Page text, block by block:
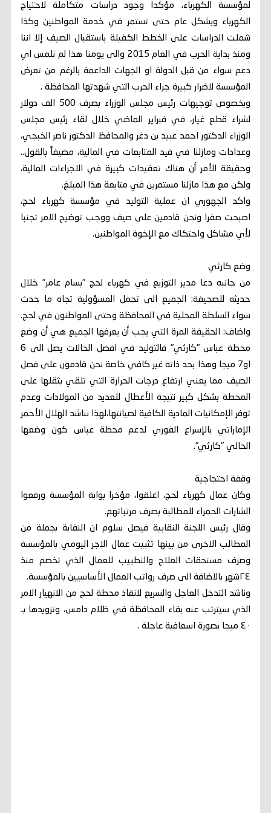
لمؤسسة الكهرباء، مؤكدا وجود دراسات متكاملة لاحتياج
الكهرباء وبشكل عام حتى تستمر في خدمة المواطنين وكذا
شملت الدراسات على الخطط الكفيلة باستقبال الصيف إلا اننا
ومنذ بداية الحرب في العام 2015 والى يومنا هذا لم نلمس اي
دعم سواء من قبل الدولة او الجهات الداعمة بالرغم من تعرض
المؤسسة لاضرار كبيرة جراء الحرب التي شهدتها المحافظة .
وبخصوص توجيهات رئيس مجلس الوزراء بصرف 500 الف دولار
لشراء قطع غيار، في فبراير الماضي خلال لقاء رئيس مجلس
الوزراء الدكتور احمد عبيد بن دغر والمحافظ الدكتور ناصر الخبجي،
وعدادات ومازلنا في قيد المتابعات في المالية، مضيفاً بالقول..
وحقيقة الأمر أن هناك تعقيدات كبيرة في الاجراءات المالية،
ولكن مع هذا مازلنا مستمرين في متابعة هذا المبلغ.
واكد الجهوري ان عملية التوليد في مؤسسة كهرباء لحج،
اصبحت صفرا ونحن قادمين على صيف ووجب توضيح الامر تجنبا
لأي مشاكل واحتكاك مع الإخوة المواطنين.
وضع كارثي
من جانبه دعا مدير التوزيع في كهرباء لحج "بسام عامر" خلال
حديثه للصحيفة: الجميع الى تحمل المسؤولية تجاه ما حدث
سواء السلطة المحلية في المحافظة وحتى المواطنون في لحج.
واضاف: الحقيقة المرة التي يجب أن يعرفها الجميع هي أن وضع
محطة عباس "كارثي" فالتوليد في افضل الحالات يصل الى 6
او7 ميجا وهذا بحد ذاته غير كافي خاصة نحن قادمون على فصل
الصيف مما يعني ارتفاع درجات الحرارة التي تلقي بثقلها على
المحطة بشكل كبير نتيجة الأعطال للعديد من المولادات وعدم
توفر الإمكانيات المادية الكافية لصيانتها،لهذا نناشد الهلال الأحمر
الإماراتي بالإسراع الفوري لدعم محطة عباس كون وضعها
الحالي "كارثي".
وقفة احتجاجية
وكان عمال كهرباء لحج، اغلقوا، مؤخرا بوابة المؤسسة ورفعوا
الشارات الحمراء للمطالبة بصرف مرتباتهم.
وقال رئيس اللجنة النقابية فيصل سلوم ان النقابة بجملة من
المطالب الاخرى من بينها تثبيت عمال الاجر اليومي بالمؤسسة
وصرف مستحقات العلاج والتطبيب للعمال الذي تخصم منذ
٢٤شهر بالاضافة الى صرف رواتب العمال الأساسيين بالمؤسسة.
وناشد التدخل العاجل والسريع لانقاذ محطة لحج من الانهيار الامر
الذي سيترتب عنه بقاء المحافظة في ظلام دامس، وتزويدها بـ
٤٠ ميجا بصورة اسعافية عاجلة .